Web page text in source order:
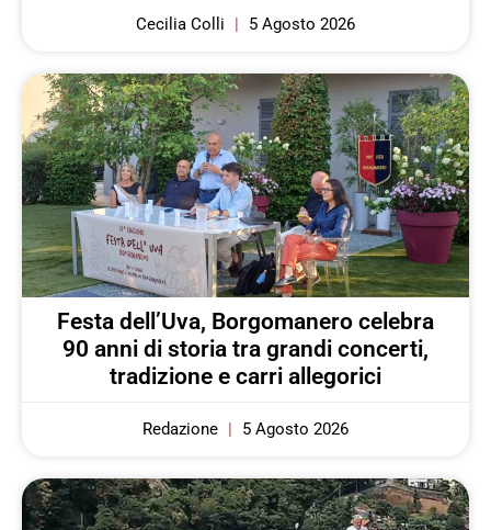
Cecilia Colli 5 Agosto 2026
Festa dell’Uva, Borgomanero celebra
90 anni di storia tra grandi concerti,
tradizione e carri allegorici
Redazione 5 Agosto 2026